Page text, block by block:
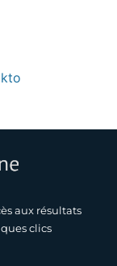
aux résultats
clics